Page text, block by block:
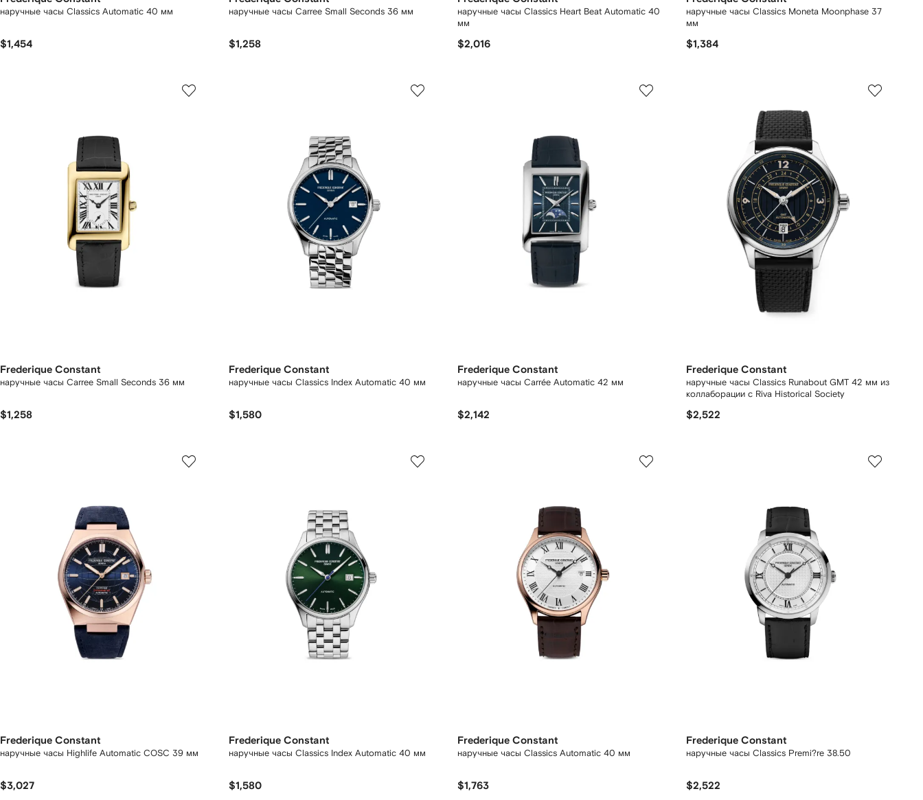
наручные часы Classics Automatic 40 мм
$1,454
наручные часы Carree Small Seconds 36 мм
$1,258
наручные часы Classics Heart Beat Automatic 40
мм
$2,016
наручные часы Classics Moneta Moonphase 37
мм
$1,384
Frederique Constant
наручные часы Carree Small Seconds 36 мм
$1,258
Frederique Constant
наручные часы Classics Index Automatic 40 мм
$1,580
Frederique Constant
наручные часы Carrée Automatic 42 мм
$2,142
Frederique Constant
наручные часы Classics Runabout GMT 42 мм из
коллаборации с Riva Historical Society
$2,522
Frederique Constant
наручные часы Highlife Automatic COSC 39 мм
$3,027
Frederique Constant
наручные часы Classics Index Automatic 40 мм
$1,580
Frederique Constant
наручные часы Classics Automatic 40 мм
$1,763
Frederique Constant
наручные часы Classics Premi?re 38.50
$2,522